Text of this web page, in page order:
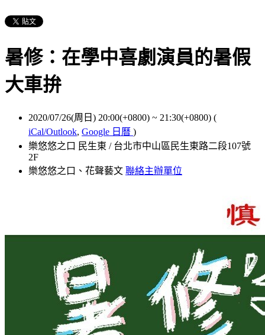
暑修：在學中喜劇演員的暑假
大車拚
2020/07/26(周日) 20:00(+0800) ~ 21:30(+0800) (
iCal/Outlook, Google 日曆 )
樂悠悠之口 民生東 / 台北市中山區民生東路二段107號
2F
樂悠悠之口、花聲藝文 聯絡主辦單位